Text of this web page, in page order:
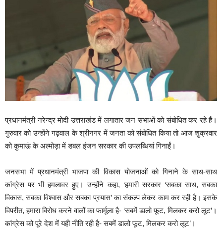
प्रधानमंत्री नरेन्द्र मोदी उत्तराखंड में लगातार जन सभाओं को संबोधित कर रहे हैं।
गुरुवार को उन्होंने गढ़वाल के श्रीनगर में जनता को संबोधित किया तो आज शुक्रवार
को कुमाऊं के अल्मोड़ा में डबल इंजन सरकार की उपलब्धियां गिनाईं।
जनसभा में प्रधानमंत्री भाजपा की विकास योजनाओं को गिनाने के साथ-साथ
कांग्रेस पर भी हमलावर हुए। उन्होंने कहा, ‘हमारी सरकार ‘सबका साथ, सबका
विकास, सबका विश्वास और सबका प्रयास’ का संकल्प लेकर काम कर रही है। इसके
विपरीत, हमारा विरोध करने वालों का फार्मूला है- ‘सबमें डालो फूट, मिलकर करो लूट’।
कांग्रेस को पूरे देश में यही नीति रही है- सबमें डालो फूट, मिलकर करो लूट’।